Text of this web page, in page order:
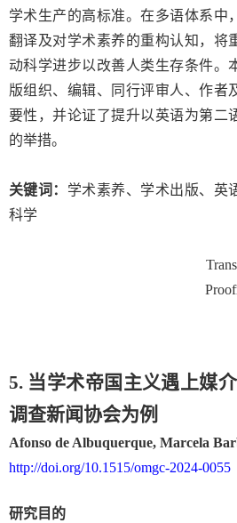
学术生产的高标准。在多语体系中
翻译及对学术素养的重构认知，将
动科学进步以改善人类生存条件。
版组织、编辑、同行评审人、作者
要性，并论证了提升以英语为第二
的举措。
关键词： 学术素养、学术出版、英
科学
5. 当学术帝国主义遇上媒
调查新闻协会为例
Afonso de Albuquerque, Marcela
http://doi.org/10.1515/omgc-2024-0055
研究目的